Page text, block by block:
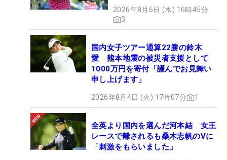
2026年8月6日 (木) 16時45分
3
国内女子ツアー通算22勝の鈴木
愛 熊本地震の被災者支援として
1000万円を寄付「謹んでお見舞い
申し上げます」
2026年8月4日 (火) 17時07分 1
全英より国内を選んだ河本結 女王
レースで離されるも桑木志帆のVに
「刺激をもらいました」